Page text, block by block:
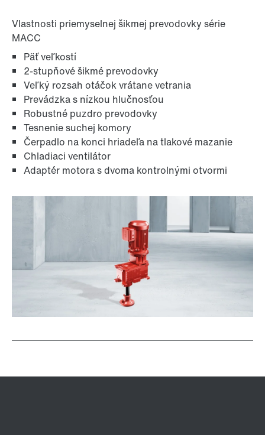
Vlastnosti priemyselnej šikmej prevodovky série
MACC
Päť veľkostí
2-stupňové šikmé prevodovky
Veľký rozsah otáčok vrátane vetrania
Prevádzka s nízkou hlučnosťou
Robustné puzdro prevodovky
Tesnenie suchej komory
Čerpadlo na konci hriadeľa na tlakové mazanie
Chladiaci ventilátor
Adaptér motora s dvoma kontrolnými otvormi